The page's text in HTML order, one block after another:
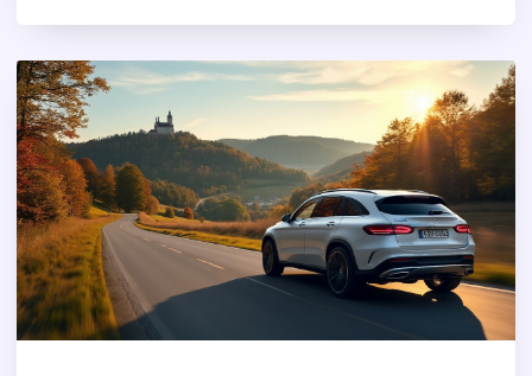
od luxusních restaurací až po malá bistro. V
článku se dozvíte, jaké jsou možnosti stravování,
tipy na úsporu a kde najít skvělou pizzu nebo
mořské plody.